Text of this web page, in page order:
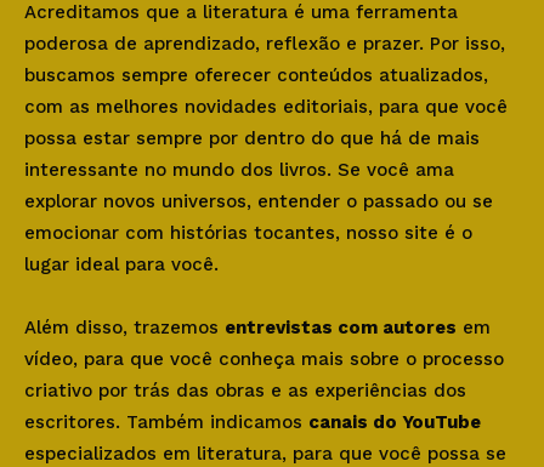
Acreditamos que a literatura é uma ferramenta
poderosa de aprendizado, reflexão e prazer. Por isso,
buscamos sempre oferecer conteúdos atualizados,
com as melhores novidades editoriais, para que você
possa estar sempre por dentro do que há de mais
interessante no mundo dos livros. Se você ama
explorar novos universos, entender o passado ou se
emocionar com histórias tocantes, nosso site é o
lugar ideal para você.
Além disso, trazemos entrevistas com autores em
vídeo, para que você conheça mais sobre o processo
criativo por trás das obras e as experiências dos
escritores. Também indicamos canais do YouTube
especializados em literatura, para que você possa se